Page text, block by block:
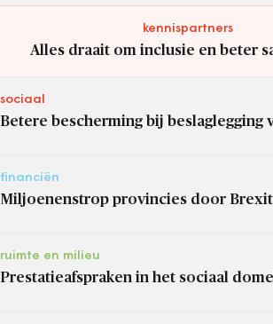
kennispartners
Alles draait om inclusie en beter
sociaal
Betere bescherming bij beslaglegging
financiën
Miljoenenstrop provincies door Brexit
ruimte en milieu
Prestatieafspraken in het sociaal